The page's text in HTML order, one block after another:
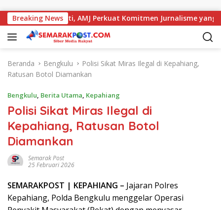
Breaking News
dengan Kajati, AMJ Perkuat Komitmen Jurnalisme yang
Beranda Bengkulu
Polisi Sikat Miras Ilegal di Kepahiang,
Ratusan Botol Diamankan
Bengkulu, Berita Utama, Kepahiang
Polisi Sikat Miras Ilegal di
Kepahiang, Ratusan Botol
Diamankan
Semarak Post
25 Februari 2026
SEMARAKPOST | KEPAHIANG – Jajaran Polres
Kepahiang, Polda Bengkulu menggelar Operasi